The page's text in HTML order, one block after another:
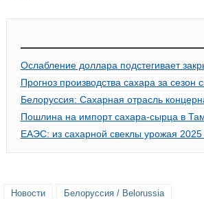
Ослабление доллара подстегивает
Прогноз производства сахара за
Белоруссия: Сахарная отрасль
Пошлина на импорт сахара-сырца в
ЕАЭС: из сахарной свеклы урожая
Новости Белоруссия / Belorussia